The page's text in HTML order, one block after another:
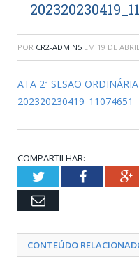
POR CR2-ADMIN5 EM 19 DE
ATA 2ª SESÃO
202320230419_11074651
COMPARTILHAR:
TwitterFacebook
Email
CONTEÚDO